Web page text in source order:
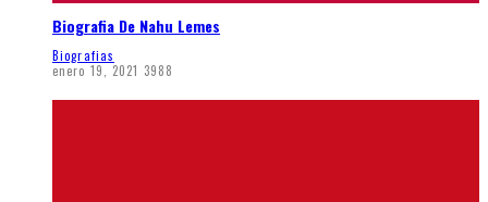
Biografia De Nahu Lemes
Biografias
enero 19, 2021 3988